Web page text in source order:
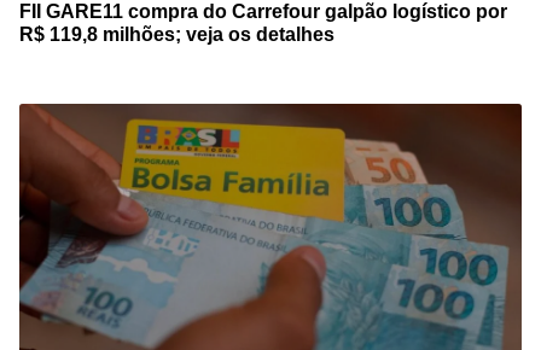
FII GARE11 compra do Carrefour galpão logístico por
R$ 119,8 milhões; veja os detalhes